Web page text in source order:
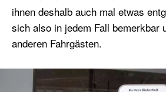
ihnen deshalb auch mal etwas
sich also in jedem Fall bemerkbar
anderen Fahrgästen.